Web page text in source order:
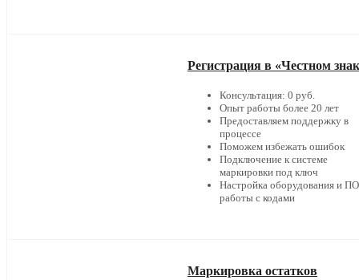
Регистрация в «Честном
Консультация: 0 руб.
Опыт работы более 20 лет
Предоставляем поддержку в
процессе
Поможем избежать ошибок
Подключение к системе
маркировки под ключ
Настройка оборудования и
работы с кодами
Маркировка остатков